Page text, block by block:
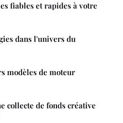
fiables et rapides à votre
dans l'univers du
modèles de moteur
collecte de fonds créative